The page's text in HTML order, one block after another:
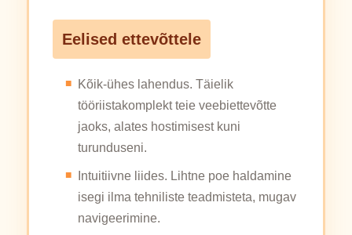
Eelised ettevõttele
Kõik-ühes lahendus. Täielik
tööriistakomplekt teie veebiettevõtte
jaoks, alates hostimisest kuni
turunduseni.
Intuitiivne liides. Lihtne poe haldamine
isegi ilma tehniliste teadmisteta, mugav
navigeerimine.